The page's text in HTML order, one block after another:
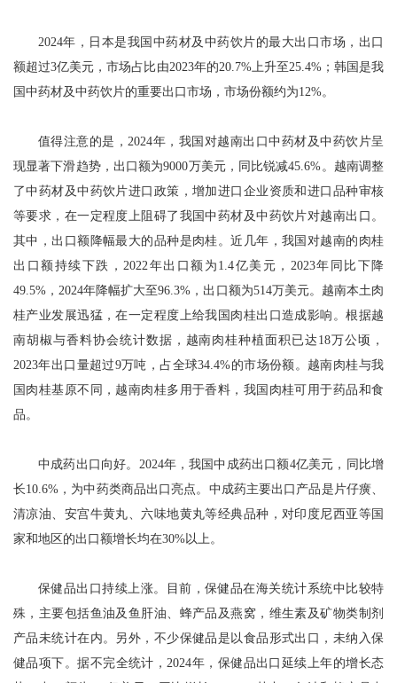
2024年，日本是我国中药材及中药饮片的最大出口市场，出口
额超过3亿美元，市场占比由2023年的20.7%上升至25.4%；韩国是我
国中药材及中药饮片的重要出口市场，市场份额约为12%。
值得注意的是，2024年，我国对越南出口中药材及中药饮片呈
现显著下滑趋势，出口额为9000万美元，同比锐减45.6%。越南调整
了中药材及中药饮片进口政策，增加进口企业资质和进口品种审核
等要求，在一定程度上阻碍了我国中药材及中药饮片对越南出口。
其中，出口额降幅最大的品种是肉桂。近几年，我国对越南的肉桂
出口额持续下跌，2022年出口额为1.4亿美元，2023年同比下降
49.5%，2024年降幅扩大至96.3%，出口额为514万美元。越南本土肉
桂产业发展迅猛，在一定程度上给我国肉桂出口造成影响。根据越
南胡椒与香料协会统计数据，越南肉桂种植面积已达18万公顷，
2023年出口量超过9万吨，占全球34.4%的市场份额。越南肉桂与我
国肉桂基原不同，越南肉桂多用于香料，我国肉桂可用于药品和食
品。
中成药出口向好。2024年，我国中成药出口额4亿美元，同比增
长10.6%，为中药类商品出口亮点。中成药主要出口产品是片仔癀、
清凉油、安宫牛黄丸、六味地黄丸等经典品种，对印度尼西亚等国
家和地区的出口额增长均在30%以上。
保健品出口持续上涨。目前，保健品在海关统计系统中比较特
殊，主要包括鱼油及鱼肝油、蜂产品及燕窝，维生素及矿物类制剂
产品未统计在内。另外，不少保健品是以食品形式出口，未纳入保
健品项下。据不完全统计，2024年，保健品出口延续上年的增长态